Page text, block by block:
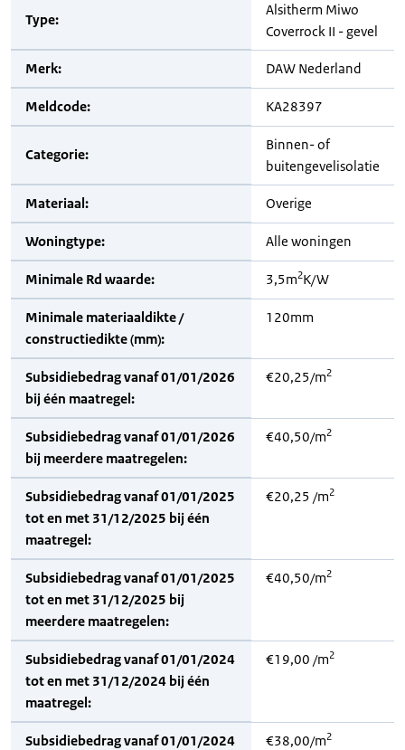
Type:
Alsitherm Miwo
Coverrock II - gevel
Merk: DAW Nederland
Meldcode: KA28397
Categorie:
Binnen- of
buitengevelisolatie
Materiaal: Overige
Woningtype: Alle woningen
Minimale Rd waarde: 3,5m2K/W
Minimale materiaaldikte /
constructiedikte (mm):
120mm
Subsidiebedrag vanaf 01/01/2026
bij één maatregel:
€20,25/m2
Subsidiebedrag vanaf 01/01/2026
bij meerdere maatregelen:
€40,50/m2
Subsidiebedrag vanaf 01/01/2025
tot en met 31/12/2025 bij één
maatregel:
€20,25 /m2
Subsidiebedrag vanaf 01/01/2025
tot en met 31/12/2025 bij
meerdere maatregelen:
€40,50/m2
Subsidiebedrag vanaf 01/01/2024
tot en met 31/12/2024 bij één
maatregel:
€19,00 /m2
Subsidiebedrag vanaf 01/01/2024
€38,00/m2